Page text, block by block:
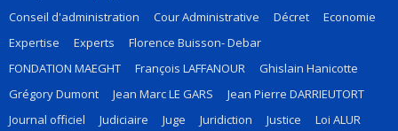
Conseil d'administration
Cour Administrative Décret
Economie
Expertise
Experts
Florence Buisson- Debar
FONDATION MAEGHT
François LAFFANOUR
Ghislain Hanicotte
Grégory Dumont
Jean Marc LE GARS
Jean Pierre DARRIEUTORT
Journal officiel
Judiciaire Juge Juridiction Justice
Loi ALUR